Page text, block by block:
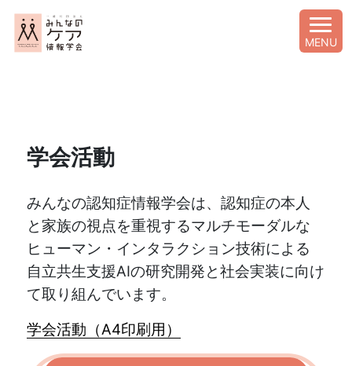
MENU
学会活動
みんなの認知症情報学会は、認知症の本人
と家族の視点を重視するマルチモーダルな
ヒューマン・インタラクション技術による
自立共生支援AIの研究開発と社会実装に向け
て取り組んでいます。
学会活動（A4印刷用 ）